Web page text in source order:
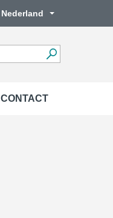
Nederland
CONTACT